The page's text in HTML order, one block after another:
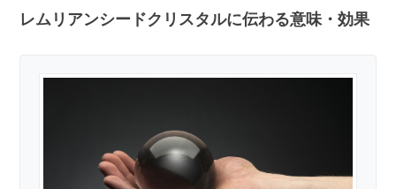
レムリアンシードクリスタルに伝わる意味・効果